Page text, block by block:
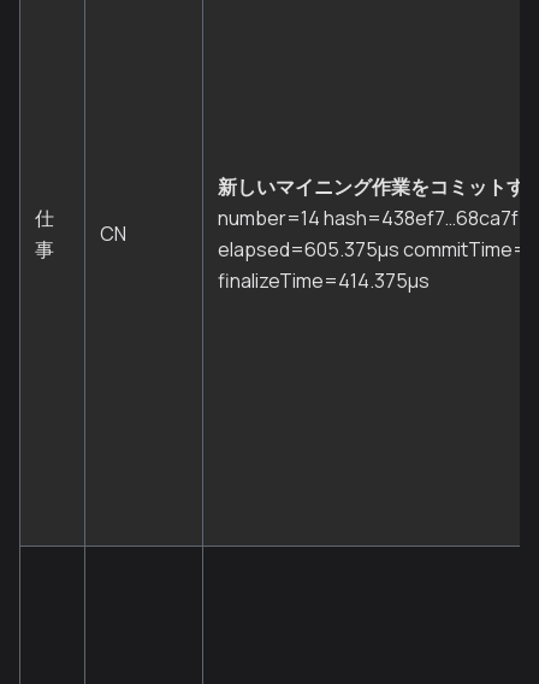
仕
事
CN
新しいマイニング作業をコミットす
number=14 hash=438ef7…68ca7f
elapsed=605.375µs
finalizeTime=414.375µs